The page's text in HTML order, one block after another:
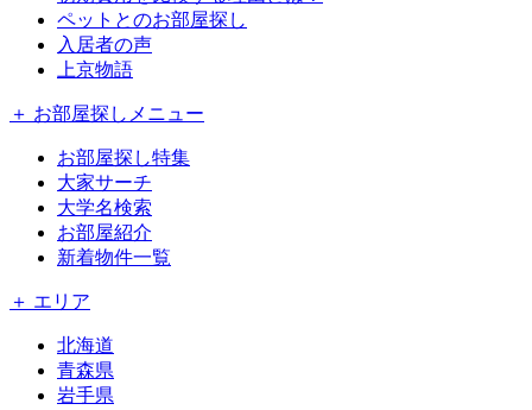
ペットとのお部屋探し
入居者の声
上京物語
＋ お部屋探しメニュー
お部屋探し特集
大家サーチ
大学名検索
お部屋紹介
新着物件一覧
＋ エリア
北海道
青森県
岩手県